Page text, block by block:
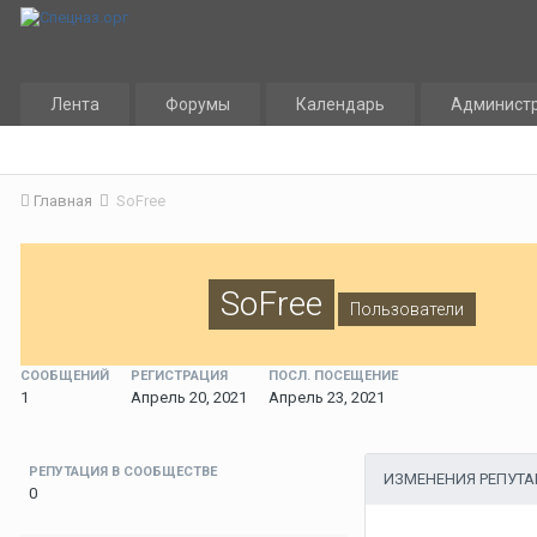
Лента Форумы Календарь
Главная SoFree
SoFree Пользователи
СООБЩЕНИЙ
1
РЕГИСТРАЦИЯ
Апрель 20, 2021
ПОСЛ. ПОСЕЩЕНИЕ
Апрель 23, 2021
РЕПУТАЦИЯ В СООБЩЕСТВЕ
0
ИЗМЕНЕНИЯ